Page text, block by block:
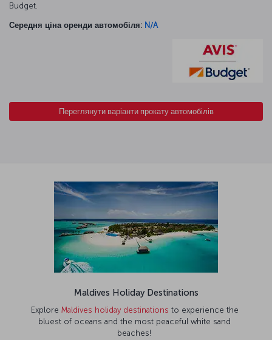
Budget.
Середня ціна оренди автомобіля: N/A
Переглянути варіанти прокату автомобілів
Maldives Holiday Destinations
Explore Maldives holiday destinations to experience the
bluest of oceans and the most peaceful white sand
beaches!